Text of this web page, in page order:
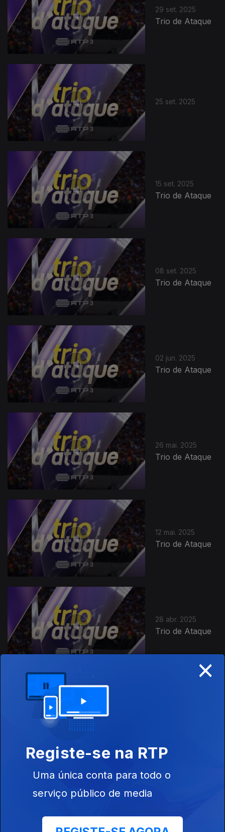
29 set. 2025
Trio de Ataque
25 set. 2025
15 set. 2025
Trio de Ataque
08 set. 2025
Trio de Ataque
02 jun. 2025
Trio de Ataque
26 mai. 2025
Trio de Ataque
12 mai. 2025
Trio de Ataque
28 abr. 2025
Trio de Ataque
×
Registe-se na RTP
Uma única conta para todo o
serviço público de media